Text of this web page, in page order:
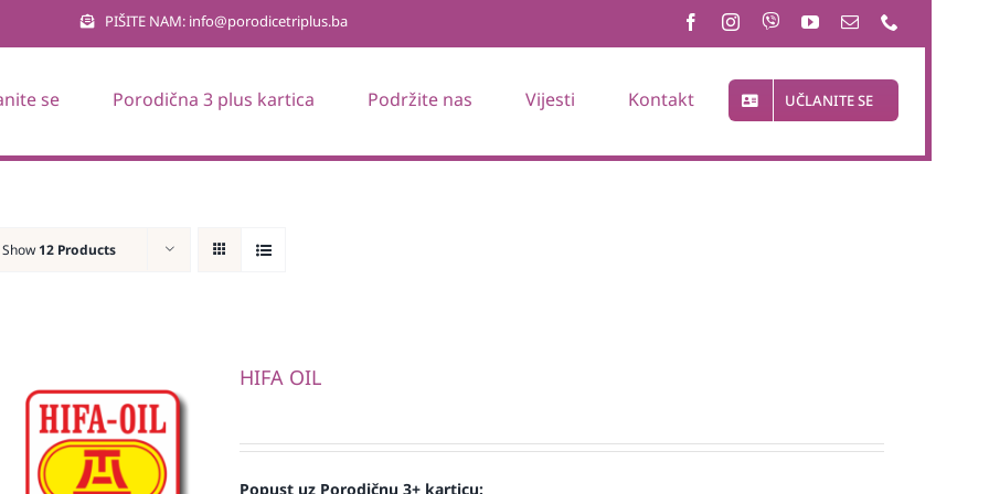
PIŠITE NAM: info@porodicetriplus.ba
se Porodična 3 plus kartica Podržite nas Vijesti Kontakt UČLANITE SE
Show 12 Products
HIFA OIL
Popust uz Porodičnu 3+ karticu: